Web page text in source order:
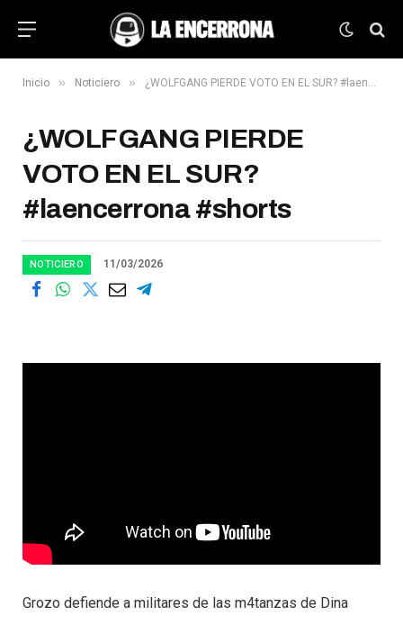
Inicio » Noticiero » ¿WOLFGANG PIERDE VOTO EN EL SUR? #laencerrona #shorts
¿WOLFGANG PIERDE
VOTO EN EL SUR?
#laencerrona #shorts
NOTICIERO 11/03/2026
Grozo defiende a militares de las m4tanzas de Dina